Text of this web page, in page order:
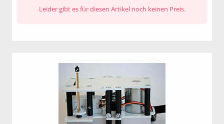
Leider gibt es für diesen Artikel noch keinen Preis.